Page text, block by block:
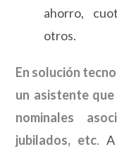
ahorro,
otros.
En solución
un asistente
nominales
jubilados, etc.